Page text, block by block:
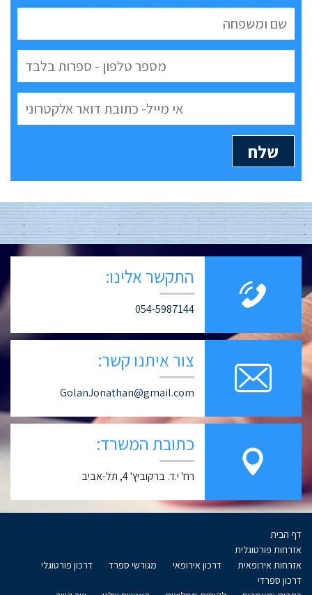
התקשר אלינו:
054-5987144
צור איתנו קשר:
GolanJonathan@gmail.com
כתובת המשרד:
רח' י.ד. ברקוביץ' 4, תל-אביב
דף הבית
אזרחות פורטוגלית
אזרחות אירופאית
דרכון אירופאי מגורשי ספרד
דרכון פורטוגלי
דרכון ספרדי